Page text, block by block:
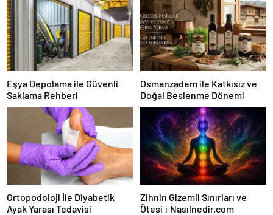
Eşya Depolama ile Güvenli
Saklama Rehberi
Osmanzadem ile Katkısız ve
Doğal Beslenme Dönemi
Ortopodoloji İle Diyabetik
Ayak Yarası Tedavisi
Zihnin Gizemli Sınırları ve
Ötesi : Nasılnedir.com